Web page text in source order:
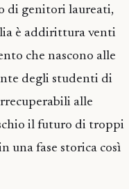
di genitori laureati,
è addirittura venti
che nascono alle
degli studenti di
alle
il futuro di troppi
una fase storica così